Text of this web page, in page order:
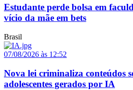
Estudante perde bolsa em
vício da mãe em bets
Brasil
07/08/2026 às 12:52
Nova lei criminaliza conteúdos
adolescentes gerados por IA